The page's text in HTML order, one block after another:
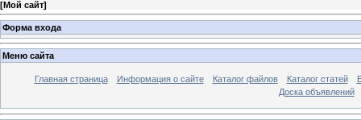
[Мой сайт]
Форма входа
Меню сайта
Главная страница Информация о сайте Каталог файлов Каталог статей
Доска объявлений